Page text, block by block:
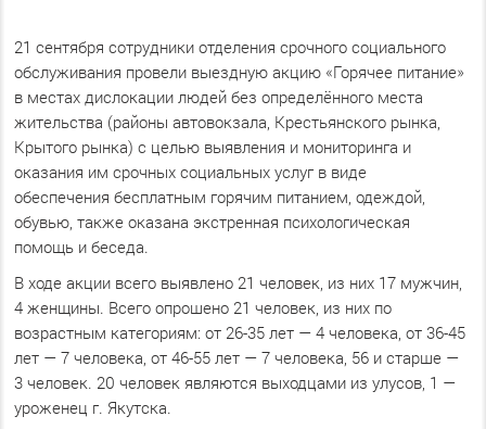
21 сентября сотрудники отделения срочного социального
обслуживания провели выездную акцию «Горячее питание»
в местах дислокации людей без определённого места
жительства (районы автовокзала, Крестьянского рынка,
Крытого рынка) с целью выявления и мониторинга и
оказания им срочных социальных услуг в виде
обеспечения бесплатным горячим питанием, одеждой,
обувью, также оказана экстренная психологическая
помощь и беседа.
В ходе акции всего выявлено 21 человек, из них 17 мужчин,
4 женщины. Всего опрошено 21 человек, из них по
возрастным категориям: от 26-35 лет — 4 человека, от 36-45
лет — 7 человека, от 46-55 лет — 7 человека, 56 и старше —
3 человек. 20 человек являются выходцами из улусов, 1 —
уроженец г. Якутска.